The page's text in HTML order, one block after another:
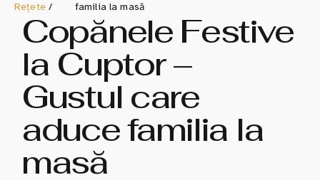
Rețete/
familia la masă
Copănele Festive
la Cuptor –
Gustul care
aduce familia la
masă